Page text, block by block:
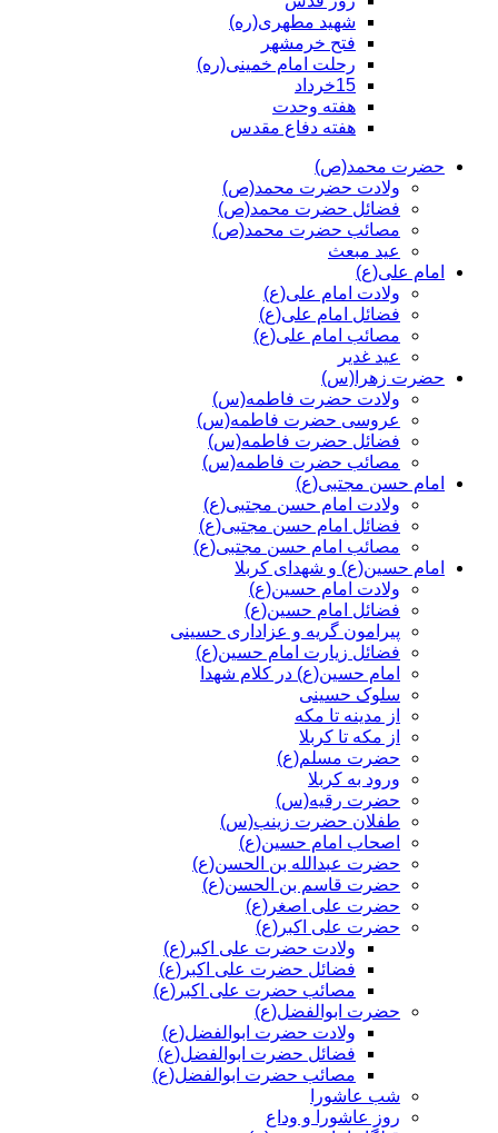
شهید مطهری(ره)
فتح خرمشهر
رحلت امام خمینی(ره)
15خرداد
هفته وحدت
هفته دفاع مقدس
حضرت محمد(ص)
ولادت حضرت محمد(ص)
فضائل حضرت محمد(ص)
مصائب حضرت محمد(ص)
عید مبعث
امام علی(ع)
ولادت امام علی(ع)
فضائل امام علی(ع)
مصائب امام علی(ع)
عید غدیر
حضرت زهرا(س)
ولادت حضرت فاطمه(س)
عروسی حضرت فاطمه(س)
فضائل حضرت فاطمه(س)
مصائب حضرت فاطمه(س)
امام حسن مجتبی(ع)
ولادت امام حسن مجتبی(ع)
فضائل امام حسن مجتبی(ع)
مصائب امام حسن مجتبی(ع)
امام حسین(ع) و شهدای کربلا
ولادت امام حسین(ع)
فضائل امام حسین(ع)
پیرامون گریه و عزاداری حسینی
فضائل زیارت امام حسین(ع)
امام حسین(ع) در کلام شهدا
سلوک حسینی
از مدینه تا مکه
از مکه تا کربلا
حضرت مسلم(ع)
ورود به کربلا
حضرت رقیه(س)
طفلان حضرت زینب(س)
اصحاب امام حسین(ع)
حضرت عبدالله بن الحسن(ع)
حضرت قاسم بن الحسن(ع)
حضرت علی اصغر(ع)
حضرت علی اکبر(ع)
ولادت حضرت علی اکبر(ع)
فضائل حضرت علی اکبر(ع)
مصائب حضرت علی اکبر(ع)
حضرت ابوالفضل(ع)
ولادت حضرت ابوالفضل(ع)
فضائل حضرت ابوالفضل(ع)
مصائب حضرت ابوالفضل(ع)
شب عاشورا
روز عاشورا و وداع